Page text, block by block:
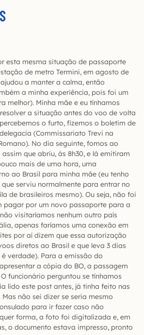
esta mesma situação de passaporte
de metro Termini, em agosto de
a manter a calma, então
a minha experiência, pois foi um
melhor). Minha mãe e eu tínhamos
a situação antes do voo de volta
o furto, fizemos o boletim de
(Commissariato Trevi na
No dia seguinte, fomos ao
que abriu, às 8h30, e lá emitiram
mais de uma hora, uma
ao Brasil para minha mãe (eu tenho
serviu normalmente para entrar no
de brasileiros mesmo). Ou seja, não foi
pagar por um novo passaporte para a
visitaríamos nenhum outro país
apenas faríamos uma conexão em
por aí dizem que essa autorização
diretos ao Brasil e que leva 3 dias
verdade). Para a emissão do
a cópia do BO, a passagem
funcionário perguntou se tínhamos
lido este post antes, já tinha feito nas
não sei dizer se seria mesmo
para ir fazer caso não
forma, a foto foi digitalizada e, em
o documento estava impresso, pronto